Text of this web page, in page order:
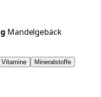
g Mandelgebäck
Vitamine Mineralstoffe